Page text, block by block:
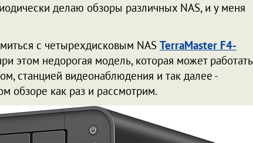
делаю обзоры различных NAS, и у меня
с четырехдисковым NAS TerraMaster F4-
этом недорогая модель, которая может работать
станцией видеонаблюдения и так далее -
обзоре как раз и рассмотрим.